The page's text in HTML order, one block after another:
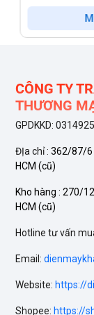
Tủ có thiết kế
không gian từ
Dàn lạnh ống
Khác với nhiều
định. Nhờ đó,
Tủ hoạt động
năng lại thấp.
hành hằng
CÔNG TY
THƯƠNG
GPDKKD:
ĐỊa chỉ : 362/87/6
HCM (cũ)
Kho hàng : 270/12
HCM (cũ)
Hotline tư vấn
Email:
Website: https://
Shopee: https://